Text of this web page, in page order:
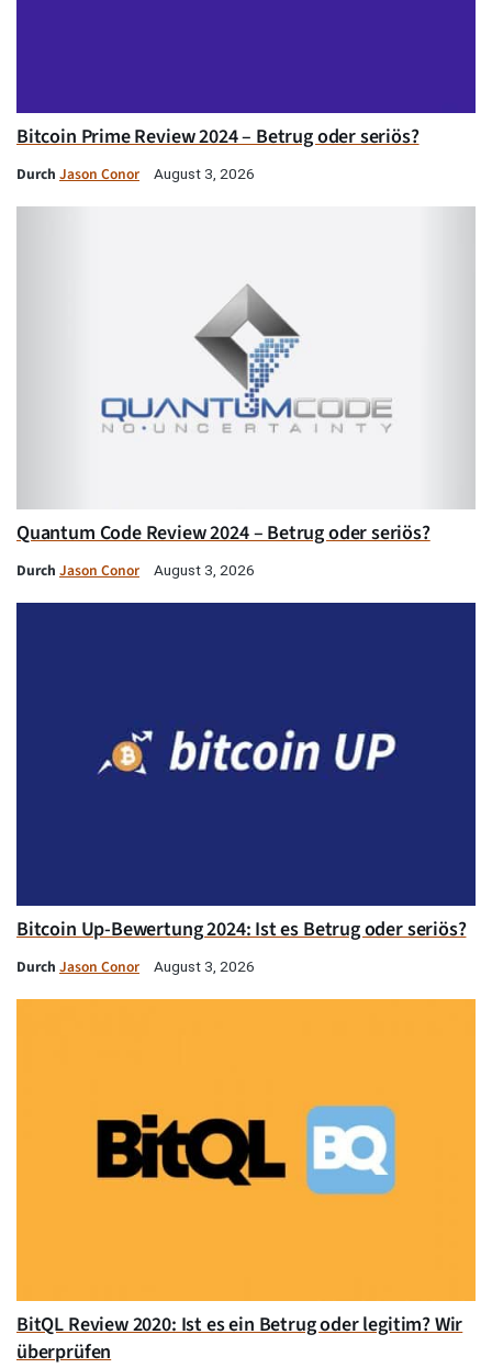
Bitcoin Prime Review 2024 – Betrug oder seriös?
Durch Jason Conor August 3, 2026
Quantum Code Review 2024 – Betrug oder seriös?
Durch Jason Conor August 3, 2026
Bitcoin Up-Bewertung 2024: Ist es Betrug oder seriös?
Durch Jason Conor August 3, 2026
BitQL Review 2020: Ist es ein Betrug oder legitim? Wir
überprüfen